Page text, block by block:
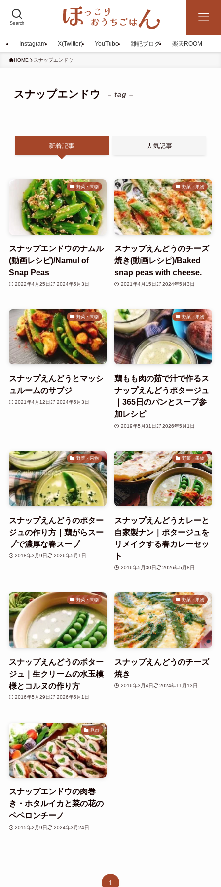
Search
Instagram X(Twitter) YouTube 雑記ブログ 楽天ROOM
HOME スナップエンドウ
スナップエンドウ – tag –
新着記事 人気記事
野菜・果物
スナップエンドウのナムル
(動画レシピ)/Namul of
Snap Peas
2022年4月25日 2024年5月3日
野菜・果物
スナップえんどうのチーズ
焼き(動画レシピ)/Baked
snap peas with cheese.
2021年4月15日 2024年5月3日
野菜・果物
スナップえんどうとマッシ
ュルームのサブジ
2021年4月12日 2024年5月3日
野菜・果物
鶏もも肉の茹で汁で作るス
ナップえんどうポタージュ
｜365日のパンとスープ参
加レシピ
2019年5月31日 2026年5月1日
野菜・果物
スナップえんどうのポター
ジュの作り方｜鶏がらスー
プで濃厚な春スープ
2018年3月9日 2026年5月1日
野菜・果物
スナップえんどうカレーと
自家製ナン｜ポタージュを
リメイクする春カレーセッ
ト
2016年5月30日 2026年5月8日
野菜・果物
スナップえんどうのポター
ジュ｜生クリームの水玉模
様とコルヌの作り方
2016年5月29日 2026年5月1日
野菜・果物
スナップえんどうのチーズ
焼き
2016年3月4日 2024年11月13日
豚肉
スナップエンドウの肉巻
き・ホタルイカと菜の花の
ペペロンチーノ
2015年2月9日 2024年3月24日
1